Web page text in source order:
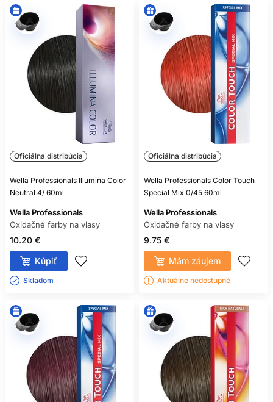
Oficiálna distribúcia
Wella Professionals Illumina Color
Neutral 4/ 60ml
Wella Professionals
Oxidačné farby na vlasy
10.20 €
Kúpiť
Skladom ㅤ
Oficiálna distribúcia
Wella Professionals Color Touch
Special Mix 0/45 60ml
Wella Professionals
Oxidačné farby na vlasy
9.75 €
Mám záujem
Aktuálne nedostupné